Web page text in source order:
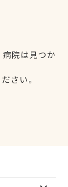
院は見つか
さい。